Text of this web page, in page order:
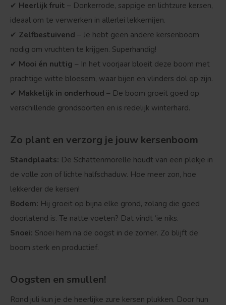
✔ Heerlijk fruit – Donkerrode, sappige en lichtzure kersen,
ideaal om te verwerken in allerlei lekkernijen.
✔ Zelfbestuivend – Je hebt geen andere kersenboom
nodig om vruchten te krijgen. Superhandig!
✔ Mooi én nuttig – In het voorjaar bloeit deze boom met
prachtige witte bloesem, waar bijen en vlinders dol op zijn.
✔ Makkelijk in onderhoud – De boom groeit goed op
verschillende grondsoorten en is redelijk winterhard.
Zo plant en verzorg je jouw kersenboom
Standplaats: De Schattenmorelle houdt van een plekje in
de volle zon of lichte halfschaduw. Hoe meer zon, hoe
lekkerder de kersen!
Bodem: Hij groeit op bijna elke grond, zolang die goed
doorlatend is. Te natte voeten? Dat vindt ‘ie niks.
Snoei: Snoei hem na de oogst in de zomer. Zo blijft de
boom sterk en productief.
Oogsten en smullen!
Rond juli kun je de heerlijke zure kersen plukken. Door hun
Bolvorm Verspreide vorm